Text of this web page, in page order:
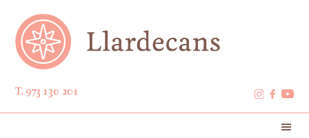
T. 973 130 201